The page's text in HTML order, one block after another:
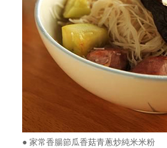
● 家常香腸節瓜香菇青蔥炒純米米粉